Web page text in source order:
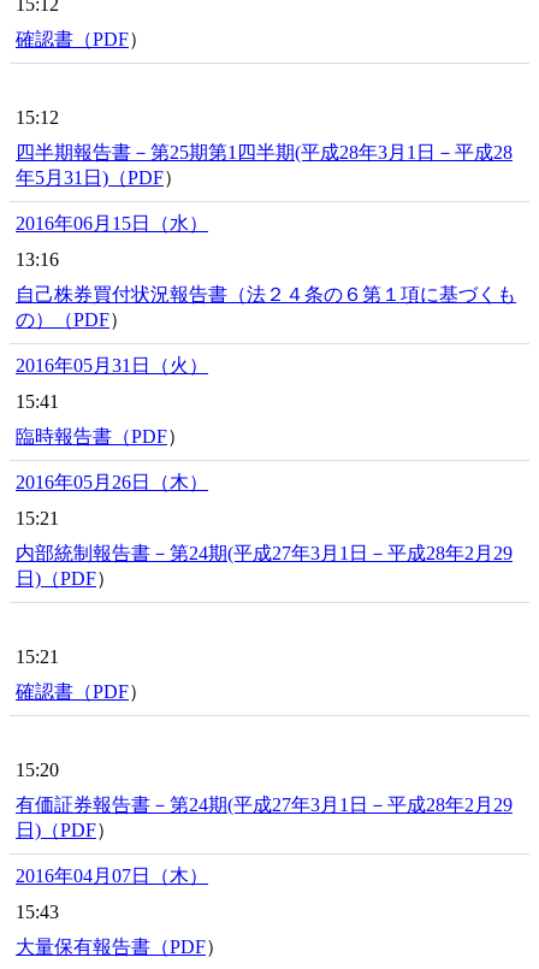
15:12
確認書（PDF）
15:12
四半期報告書－第25期第1四半期(平成28年3月1日－平成28
年5月31日)（PDF）
2016年06月15日（水）
13:16
自己株券買付状況報告書（法２４条の６第１項に基づくも
の）（PDF）
2016年05月31日（火）
15:41
臨時報告書（PDF）
2016年05月26日（木）
15:21
内部統制報告書－第24期(平成27年3月1日－平成28年2月29
日)（PDF）
15:21
確認書（PDF）
15:20
有価証券報告書－第24期(平成27年3月1日－平成28年2月29
日)（PDF）
2016年04月07日（木）
15:43
大量保有報告書（PDF）